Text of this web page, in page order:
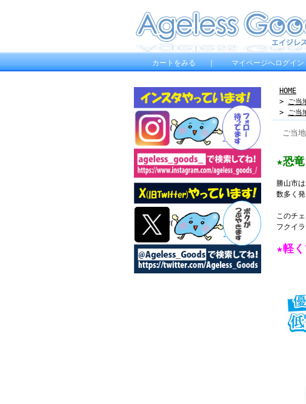
カートをみる ｜ マイページへログイン
HOME
> ご当
> ご当
ご当
★恐
勝山市
数多く
このチ
フクイ
★軽